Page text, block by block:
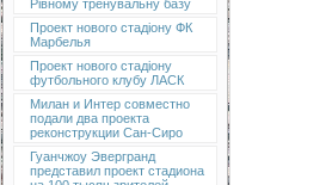
Рівному тренувальну базу
Проект нового стадіону ФК
Марбелья
Проект нового стадіону
футбольного клубу ЛАСК
Милан и Интер совместно
подали два проекта
реконструкции Сан-Сиро
Гуанчжоу Эвергранд
представил проект стадиона